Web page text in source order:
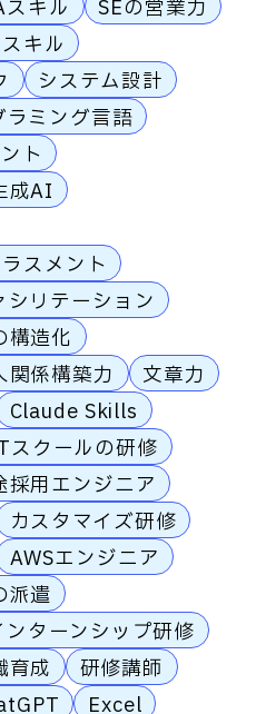
キル
SEの営業力
キル
システム設計
ラミング言語
ト
成AI
スメント
シリテーション
構造化
関係構築力
文章力
Claude Skills
スクールの研修
採用エンジニア
カスタマイズ研修
AWSエンジニア
派遣
ンターンシップ研修
育成
研修講師
Excel